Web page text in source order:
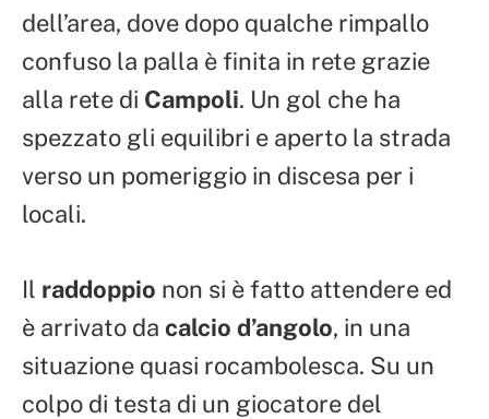
dell’area, dove dopo qualche rimpallo
confuso la palla è finita in rete grazie
alla rete di Campoli. Un gol che ha
spezzato gli equilibri e aperto la strada
verso un pomeriggio in discesa per i
locali.
Il raddoppio non si è fatto attendere ed
è arrivato da calcio d’angolo, in una
situazione quasi rocambolesca. Su un
colpo di testa di un giocatore del